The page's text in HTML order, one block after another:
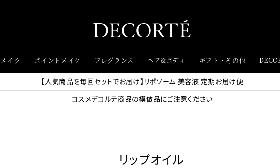
イク ポイントメイク フレグランス ヘア&ボディ ギフト・その他
【人気商品を毎回セットでお届け】リポソーム 美容液 定期お届け便
コスメデコルテ商品の模倣品にご注意ください
リップオイル